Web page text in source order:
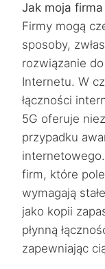
Jak moja
Firmy mogą
sposoby,
rozwiązanie
Internetu. W
łączności
5G oferuje
przypadku
firm, które
wymagają
jako kopii
płynną
zapewniając